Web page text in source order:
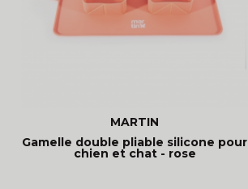
MARTIN
Gamelle double pliable silicone pour
chien et chat - rose